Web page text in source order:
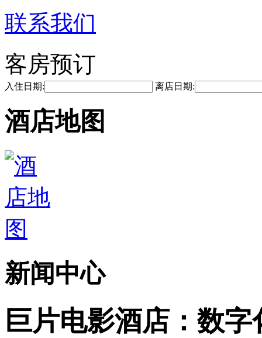
联系我们
客房预订
入住日期: 离店日期:
酒店地图
新闻中心
巨片电影酒店：数